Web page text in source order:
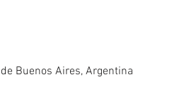
Buenos Aires, Argentina